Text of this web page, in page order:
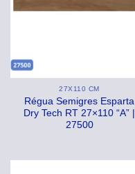
27X110 CM
Régua Semigres Esparta
Dry Tech RT 27×110 “A” |
27500